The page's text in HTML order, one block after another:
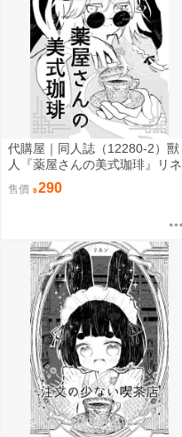
代購屋｜同人誌（12280-2）獸
人『薬屋さんの美式珈琲』リネ
ン リネンドレッシング
售價 290